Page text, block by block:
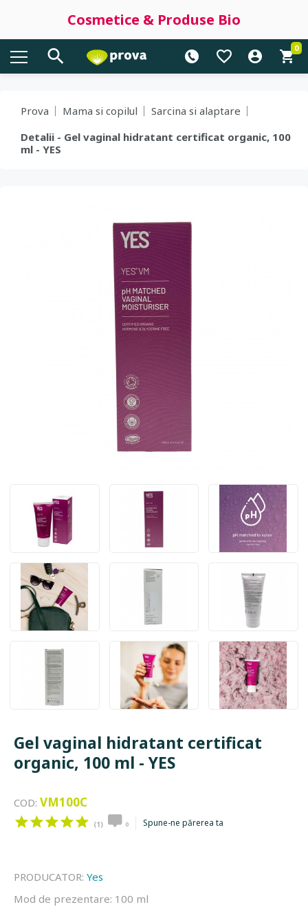
Cosmetice & Produse Bio
0
Prova Mama si copilul
Sarcina si alaptare
Detalii - Gel vaginal hidratant certificat organic, 100
ml - YES
Gel vaginal hidratant certificat
organic, 100 ml - YES
COD: VM100C
(1) 0 Spune-ne părerea ta
PRODUCATOR: Yes
Mod de prezentare: 100 ml